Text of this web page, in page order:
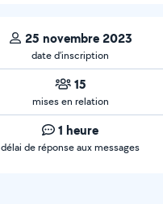
25 novembre 2023
date d’inscription
15
mises en relation
1 heure
délai de réponse aux messages